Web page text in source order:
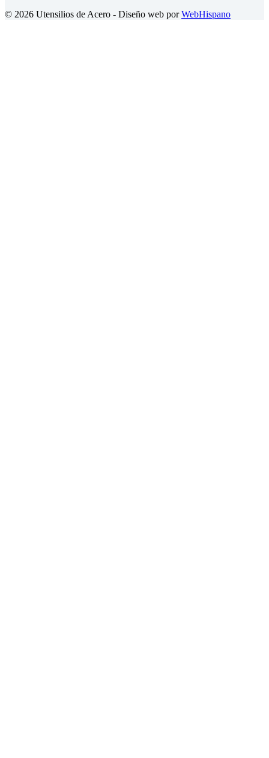
© 2026 Utensilios de Acero - Diseño web porWebHispano